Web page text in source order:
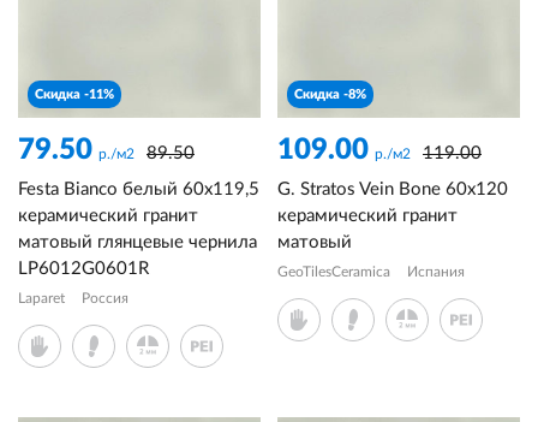
Скидка -11%
79.50 р./м2
89.50
Festa Bianco белый 60x119,5
керамический гранит
матовый глянцевые чернила
LP6012G0601R
Laparet Россия
Скидка -8%
109.00 р./м2
119.00
G. Stratos Vein Bone 60x120
керамический гранит
матовый
GeoTilesCeramica Испания